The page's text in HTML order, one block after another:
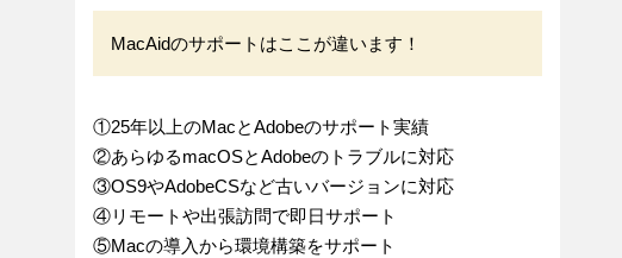
MacAidのサポートはここが違います！
①25年以上のMacとAdobeのサポート実績
②あらゆるmacOSとAdobeのトラブルに対応
③OS9やAdobeCSなど古いバージョンに対応
④リモートや出張訪問で即日サポート
⑤Macの導入から環境構築をサポート